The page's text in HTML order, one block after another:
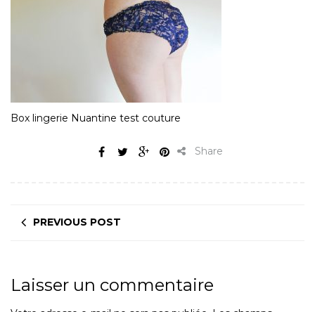
Box lingerie Nuantine test couture
Share
PREVIOUS POST
Laisser un commentaire